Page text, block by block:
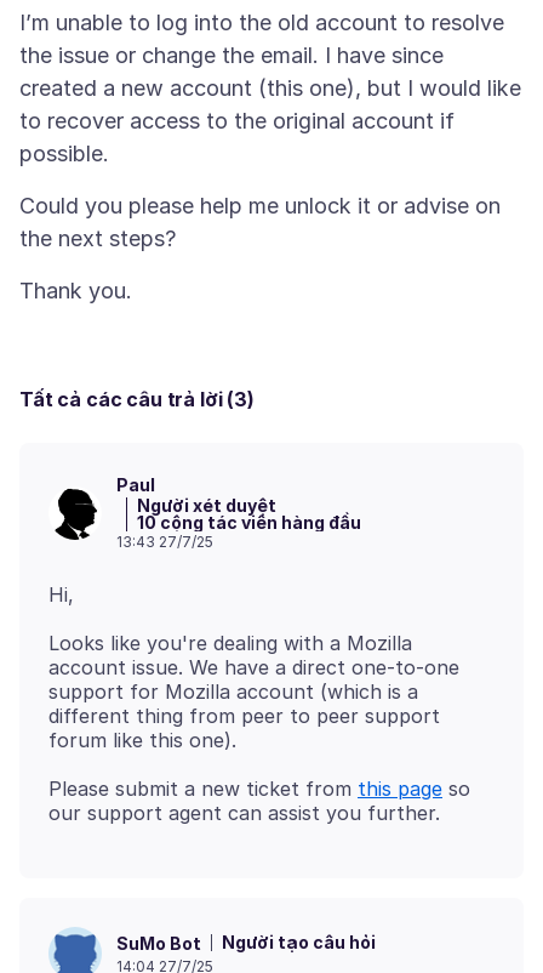
I’m unable to log into the old account to resolve
the issue or change the email. I have since
created a new account (this one), but I would like
to recover access to the original account if
Could you please help me unlock it or advise on
Tất cả các câu trả lời (3)
Paul
Người xét duyệt
10 cộng tác viên hàng đầu
13:43 27/7/25
Looks like you're dealing with a Mozilla
account issue. We have a direct one-to-one
support for Mozilla account (which is a
different thing from peer to peer support
Please submit a new ticket from this page so
SuMo Bot Người tạo câu hỏi
14:04 27/7/25